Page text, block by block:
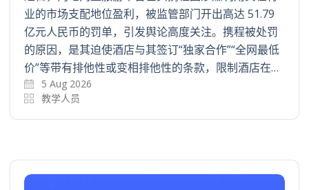
业的市场支配地位盈利，被监管部门开出高达 51.79
亿元人民币的罚单，引发舆论高度关注。携程被处罚
的原因，是其迫使酒店与其签订“独家合作”“全网最低
价”等带有排他性或变相排他性的条款，限制酒店在…
5 Aug 2026
教学人员